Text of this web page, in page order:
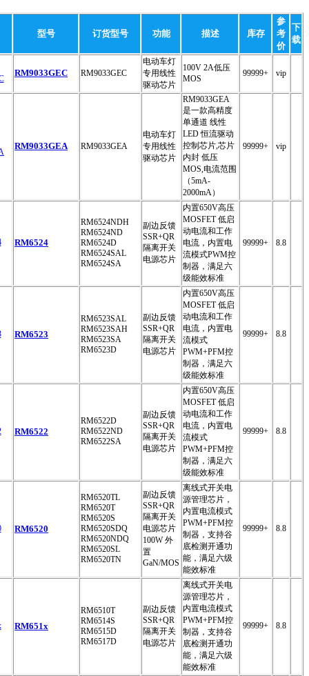
型号 订货型号 功能 描述 库存
参
考
价
下
载
RM9033GEC RM9033GEC
电动车灯
专用线性
驱动芯片
100V 2A低压
MOS
99999+ vip
RM9033GEA RM9033GEA
电动车灯
专用线性
驱动芯片
RM9033GEA
是一款高精度
单通道 线性
LED 恒流驱动
控制芯片,芯片
内封 低压
MOS,电流范围
（5mA-
2000mA）
99999+ vip
RM6524
RM6524NDH
RM6524ND
RM6524D
RM6524SAL
RM6524SA
副边反馈
SSR+QR
隔离开关
电源芯片
内置650V高压
MOSFET 低启
动电流和工作
电流，内置电
流模式PWM控
制器，满足六
级能效标准
99999+ 8.8
RM6523
RM6523SAL
RM6523SAH
RM6523SA
RM6523D
副边反馈
SSR+QR
隔离开关
电源芯片
内置650V高压
MOSFET 低启
动电流和工作
电流，内置电
流模式
PWM+PFM控
制器，满足六
级能效标准
99999+ 8.8
RM6522
RM6522D
RM6522ND
RM6522SA
副边反馈
SSR+QR
隔离开关
电源芯片
内置650V高压
MOSFET 低启
动电流和工作
电流，内置电
流模式
PWM+PFM控
制器，满足六
级能效标准
99999+ 8.8
RM6520
RM6520TL
RM6520T
RM6520S
RM6520SDQ
RM6520NDQ
RM6520SL
RM6520TN
副边反馈
SSR+QR
隔离开关
电源芯片
100W 外
置
GaN/MOS
离线式开关电
源管理芯片，
内置电流模式
PWM+PFM控
制器，支持谷
底检测开通功
能，满足六级
能效标准
99999+ 8.8
RM651x
RM6510T
RM6514S
RM6515D
RM6517D
副边反馈
SSR+QR
隔离开关
电源芯片
离线式开关电
源管理芯片，
内置电流模式
PWM+PFM控
制器，支持谷
底检测开通功
能，满足六级
能效标准
99999+ 8.8